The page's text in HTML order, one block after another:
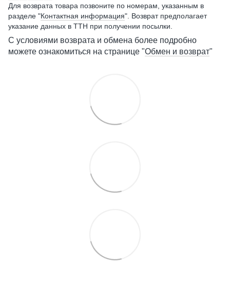
Для возврата товара позвоните по номерам, указанным в
разделе "Контактная информация". Возврат предполагает
указание данных в ТТН при получении посылки.
С условиями возврата и обмена более подробно
можете ознакомиться на странице "Обмен и возврат"